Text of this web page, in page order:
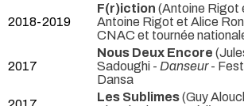
2018-2019
F(r)iction (Antoine Rigot
Antoine Rigot et Alice
CNAC et tournée
2017
Nous Deux Encore
Sadoughi - Danseur-
Dansa
Les Sublimes(Guy